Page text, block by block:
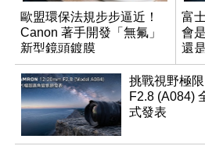
歐盟環保法規步步逼近！
Canon 著手開發「無氟」
新型鏡頭鍍膜
富
會
還
挑戰視野極
F2.8 (A084)
式發表